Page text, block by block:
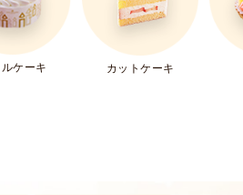
ケーキ カットケーキ